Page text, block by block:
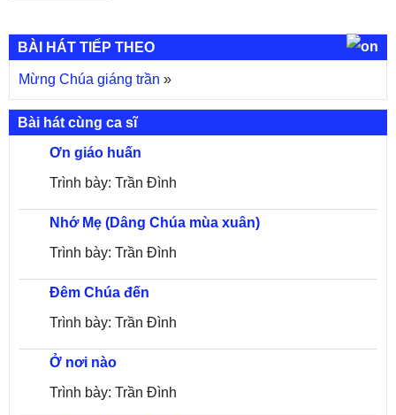
BÀI HÁT TIẾP THEO
Mừng Chúa giáng trần »
Bài hát cùng ca sĩ
Ơn giáo huấn
Trình bày: Trần Đình
Nhớ Mẹ (Dâng Chúa mùa xuân)
Trình bày: Trần Đình
Đêm Chúa đến
Trình bày: Trần Đình
Ở nơi nào
Trình bày: Trần Đình